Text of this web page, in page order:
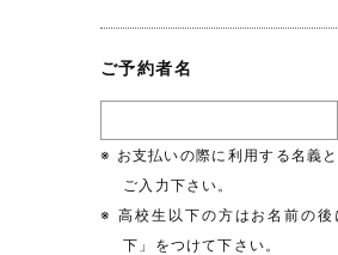
ご予約者名
※ お支払いの際に利用する名義
ご入力下さい。
※ 高校生以下の方はお名前の後
下」をつけて下さい。